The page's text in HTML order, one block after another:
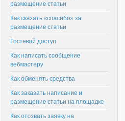
размещение статьи
Как сказать «спасибо» за
размещение статьи
Гостевой доступ
Как написать сообщение
вебмастеру
Как обменять средства
Как заказать написание и
размещение статьи на площадке
Как отозвать заявку на